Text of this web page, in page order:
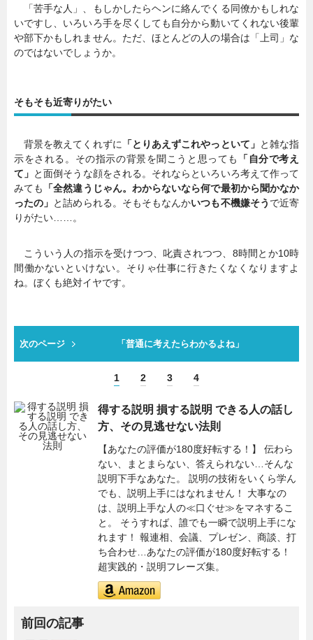
「苦手な人」、もしかしたらヘンに絡んでくる同僚かもしれな
いですし、いろいろ手を尽くしても自分から動いてくれない後輩
や部下かもしれません。ただ、ほとんどの人の場合は「上司」な
のではないでしょうか。
そもそも近寄りがたい
背景を教えてくれずに 「とりあえずこれやっといて」 と雑な指
示をされる。その指示の背景を聞こうと思っても
「自分で考え
て」 と面倒そうな顔をされる。それならといろいろ考えて作って
みても
「全然違うじゃん。わからないなら何で最初から聞かなか
ったの」 と詰められる。そもそもなんかいつも不機嫌そう で近寄
りがたい……。
こういう人の指示を受けつつ、叱責されつつ、8時間とか10時
間働かないといけない。そりゃ仕事に行きたくなくなりますよ
ね。ぼくも絶対イヤです。
次のページ 「普通に考えたらわかるよね」
1 2 3 4
得する説明 損する説明 できる人の話し
方、その見逃せない法則
【あなたの評価が180度好転する！】 伝わら
ない、まとまらない、答えられない…そんな
説明下手なあなた。 説明の技術をいくら学ん
でも、説明上手にはなれません！ 大事なの
は、説明上手な人の≪口ぐせ≫をマネするこ
と。 そうすれば、誰でも一瞬で説明上手にな
れます！ 報連相、会議、プレゼン、商談、打
ち合わせ…あなたの評価が180度好転する！
超実践的・説明フレーズ集。
前回の記事